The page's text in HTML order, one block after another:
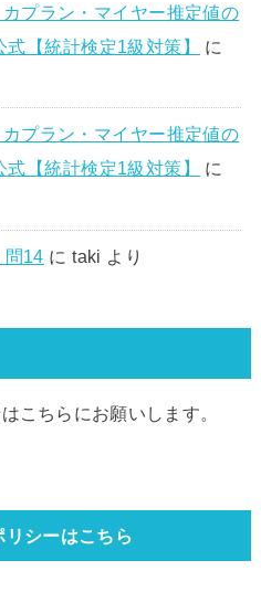
カプラン・マイヤー推定値の
【統計検定1級対策】
に
カプラン・マイヤー推定値の
【統計検定1級対策】
に
問14 にtaki より
こちらにお願いします。
シーはこちら